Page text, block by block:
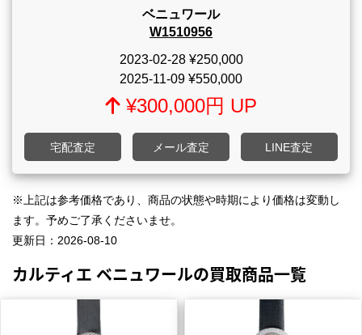
ベニュワール
W1510956
2023-02-28¥250,000
2025-11-09 ¥550,000
¥300,000円 UP
宅配査定 メール査定 LINE査定
※上記は参考価格であり、商品の状態や時期により価格は変動し
ます。予めご了承くださいませ。
更新日： 2026-08-10
カルティエ ベニュワールの買取商品一覧